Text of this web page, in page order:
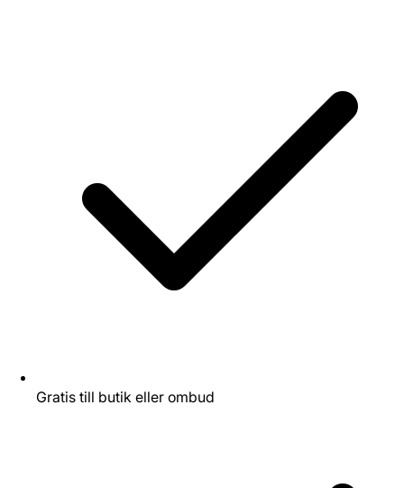
Gratis till butik eller ombud